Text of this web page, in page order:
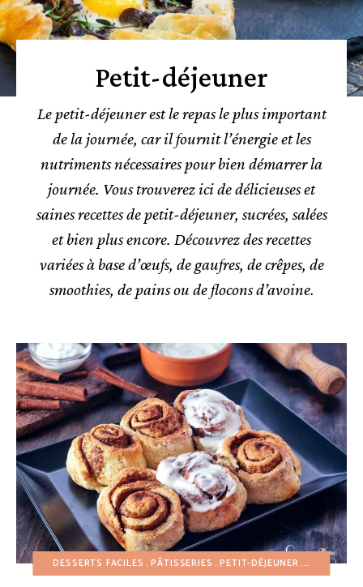
Petit-déjeuner
Le petit-déjeuner est le repas le plus important
de la journée, car il fournit l’énergie et les
nutriments nécessaires pour bien démarrer la
journée. Vous trouverez ici de délicieuses et
saines recettes de petit-déjeuner, sucrées, salées
et bien plus encore. Découvrez des recettes
variées à base d’œufs, de gaufres, de crêpes, de
smoothies, de pains ou de flocons d’avoine.
DESSERTS FACILES PÂTISSERIES PETIT-DÉJEUNER RECETTES